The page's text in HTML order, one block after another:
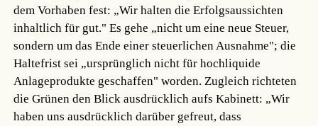
dem Vorhaben fest: „Wir halten die Erfolgsaussichten
inhaltlich für gut." Es gehe „nicht um eine neue Steuer,
sondern um das Ende einer steuerlichen Ausnahme"; die
Haltefrist sei „ursprünglich nicht für hochliquide
Anlageprodukte geschaffen" worden. Zugleich richteten
die Grünen den Blick ausdrücklich aufs Kabinett: „Wir
haben uns ausdrücklich darüber gefreut, dass